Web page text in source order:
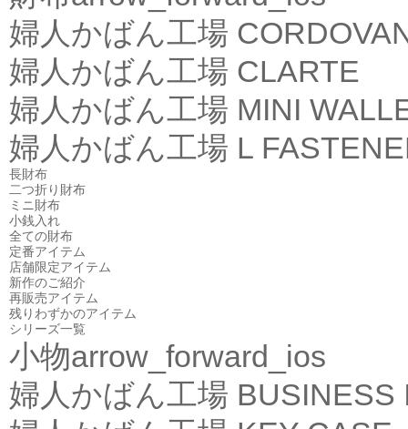
婦人かばん工場
婦人かばん工場 CLARTE
婦人かばん工場 MINI
婦人かばん工場 L
長財布
二つ折り財布
ミニ財布
小銭入れ
全ての財布
定番アイテム
店舗限定アイテム
新作のご紹介
再販売アイテム
残りわずかのアイテム
シリーズ一覧
小物arrow_forward_ios
婦人かばん工場 BUSINESS